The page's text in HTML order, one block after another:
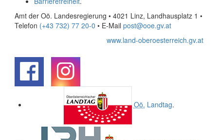
Amt der Oö. Landesregierung • 4021 Linz, Landhausplatz 1 •
Telefon (+43 732) 77 20-0 • E-Mail post@ooe.gv.at
www.land-oberoesterreich.gv.at
Oö. Landtag.